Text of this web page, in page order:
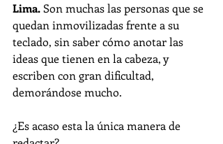
Lima. Son muchas las personas que se
quedan inmovilizadas frente a su
teclado, sin saber cómo anotar las
ideas que tienen en la cabeza, y
escriben con gran dificultad,
demorándose mucho.
¿Es acaso esta la única manera de